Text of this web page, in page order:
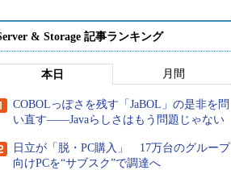
& Storage 記事ランキング
本日 月間
COBOLっぽさを残す「JaBOL」の是非を問
い直す――Javaらしさはもう問題じゃない
日立が「脱・PC購入」 17万台のグループ
向けPCを“サブスク”で調達へ